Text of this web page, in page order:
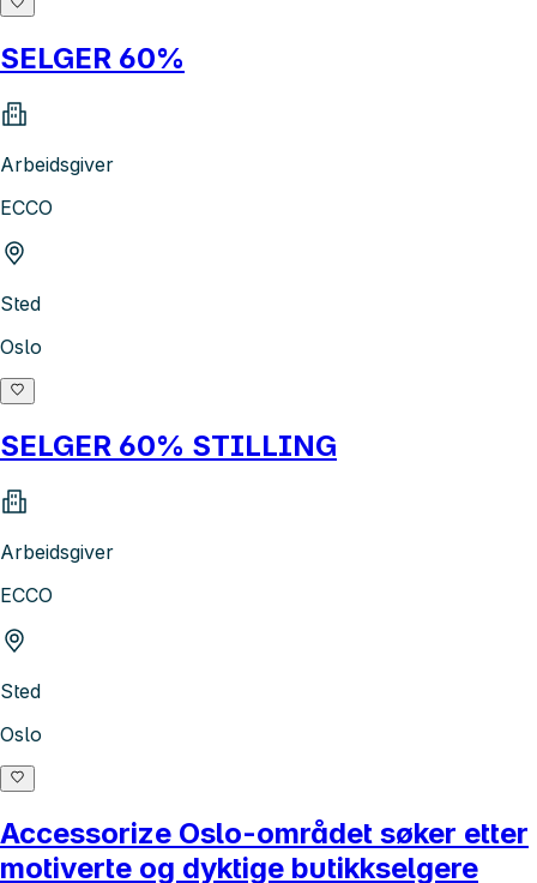
SELGER 60%
Arbeidsgiver
ECCO
Sted
Oslo
SELGER 60% STILLING
Arbeidsgiver
ECCO
Sted
Oslo
Accessorize Oslo-området søker etter
motiverte og dyktige butikkselgere